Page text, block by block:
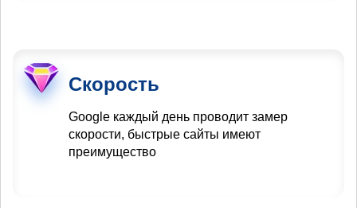
Скорость
Google каждый день проводит замер
скорости, быстрые сайты имеют
преимущество